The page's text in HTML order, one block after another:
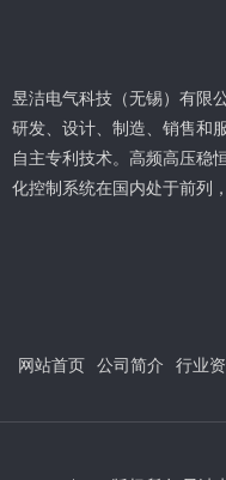
昱洁电气科技（无锡）有限
研发、设计、制造、销售和
自主专利技术。高频高压稳
化控制系统在国内处于前列
网站首页 公司简介 行业